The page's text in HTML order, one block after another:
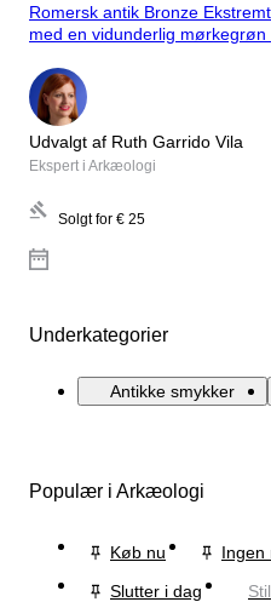
Romersk antik Bronze
Udvalgt af Ruth Garrido Vila
Ekspert i Arkæologi
Solgt for € 25
Underkategorier
Antikke smykker
Populær i Arkæologi
Køb nu
Ingen
Slutter i dag
Stil